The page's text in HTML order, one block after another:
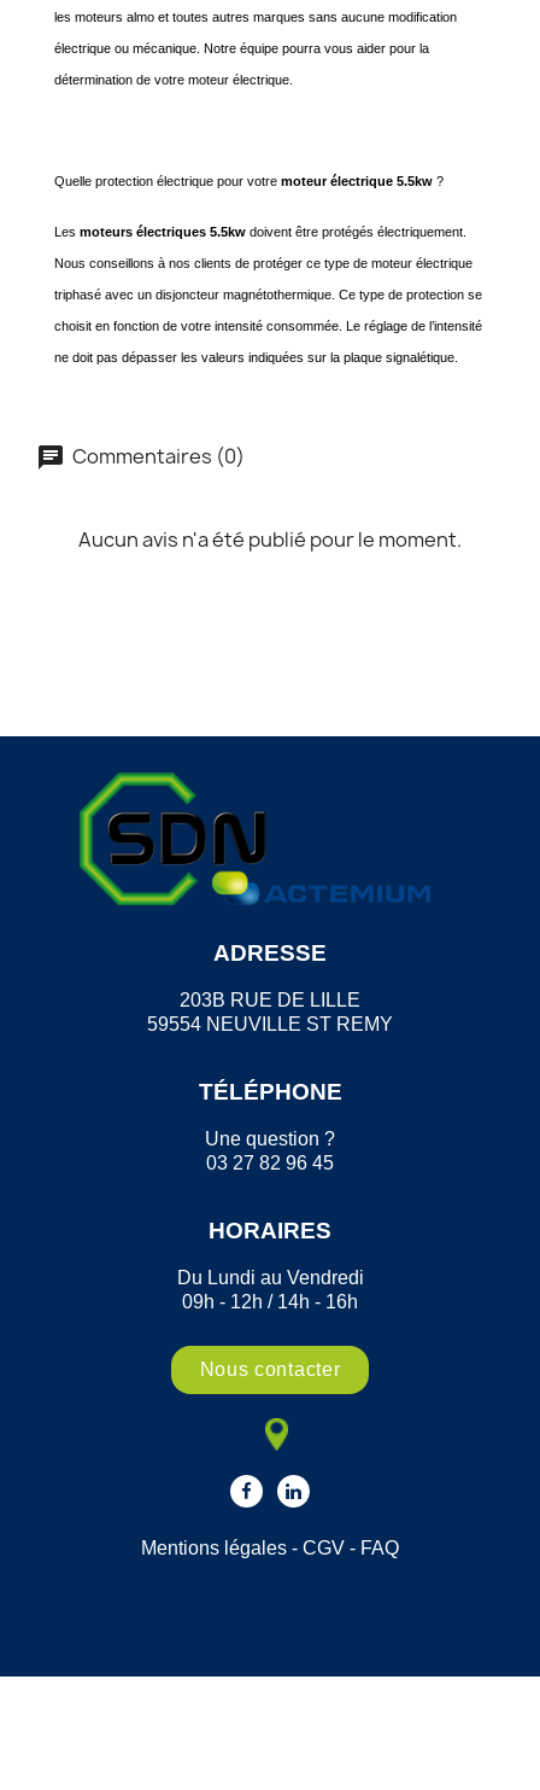
les moteurs almo et toutes autres marques sans aucune modification
électrique ou mécanique. Notre équipe pourra vous aider pour la
détermination de votre moteur électrique.
Quelle protection électrique pour votre moteur électrique 5.5kw ?
Les moteurs électriques 5.5kw doivent être protégés électriquement.
Nous conseillons à nos clients de protéger ce type de moteur électrique
triphasé avec un disjoncteur magnétothermique. Ce type de protection se
choisit en fonction de votre intensité consommée. Le réglage de l’intensité
ne doit pas dépasser les valeurs indiquées sur la plaque signalétique.
Commentaires (0)
Aucun avis n'a été publié pour le moment.
ADRESSE
203B RUE DE LILLE
59554 NEUVILLE ST REMY
TÉLÉPHONE
Une question ?
03 27 82 96 45
HORAIRES
Du Lundi au Vendredi
09h - 12h / 14h - 16h
Nous contacter
Mentions légales - CGV - FAQ